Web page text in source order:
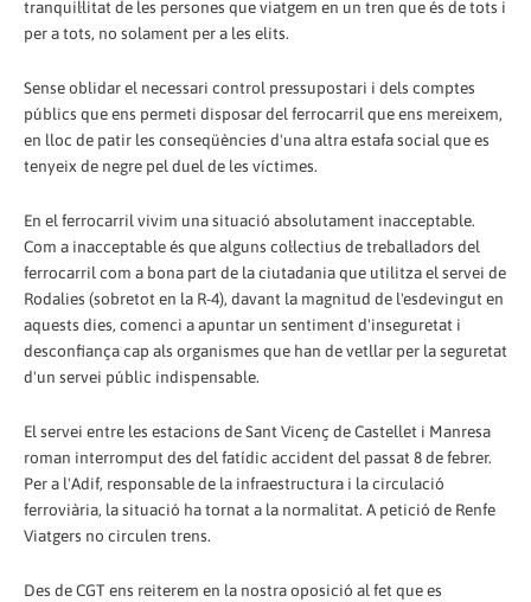
tranquil·litat de les persones que viatgem en un tren que és de tots i
per a tots, no solament per a les elits.
Sense oblidar el necessari control pressupostari i dels comptes
públics que ens permeti disposar del ferrocarril que ens mereixem,
en lloc de patir les conseqüències d'una altra estafa social que es
tenyeix de negre pel duel de les víctimes.
En el ferrocarril vivim una situació absolutament inacceptable.
Com a inacceptable és que alguns col·lectius de treballadors del
ferrocarril com a bona part de la ciutadania que utilitza el servei de
Rodalies (sobretot en la R-4), davant la magnitud de l'esdevingut en
aquests dies, comenci a apuntar un sentiment d'inseguretat i
desconfiança cap als organismes que han de vetllar per la seguretat
d'un servei públic indispensable.
El servei entre les estacions de Sant Vicenç de Castellet i Manresa
roman interromput des del fatídic accident del passat 8 de febrer.
Per a l'Adif, responsable de la infraestructura i la circulació
ferroviària, la situació ha tornat a la normalitat. A petició de Renfe
Viatgers no circulen trens.
Des de CGT ens reiterem en la nostra oposició al fet que es